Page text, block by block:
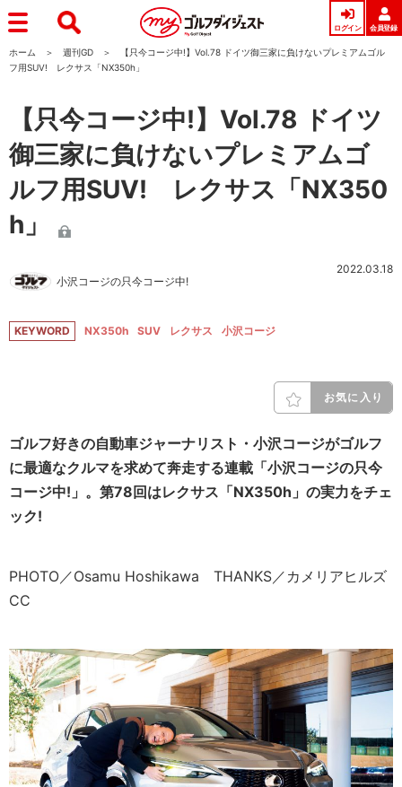
ログイン 会員登録
ホーム 週刊GD
【只今コージ中!】Vol.78 ドイツ御三家に負けないプレミアムゴル
フ用SUV! レクサス「NX350h」
【只今コージ中!】Vol.78 ドイツ
御三家に負けないプレミアムゴ
ルフ用SUV! レクサス「NX350
h」
小沢コージの只今コージ中!
2022.03.18
KEYWORD NX350h SUV レクサス 小沢コージ
お気に入り
ゴルフ好きの自動車ジャーナリスト・小沢コージがゴルフ
に最適なクルマを求めて奔走する連載「小沢コージの只今
コージ中!」。第78回はレクサス「NX350h」の実力をチェ
ック!
PHOTO／Osamu Hoshikawa THANKS／カメリアヒルズ
CC